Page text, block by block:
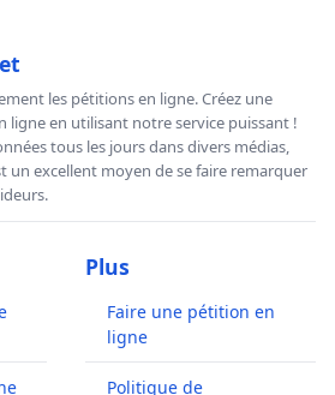
les pétitions en ligne. Créez une
ligne en utilisant notre service puissant !
tous les jours dans divers médias,
un excellent moyen de se faire remarquer
Plus
Faire une pétition en
ligne
Politique de